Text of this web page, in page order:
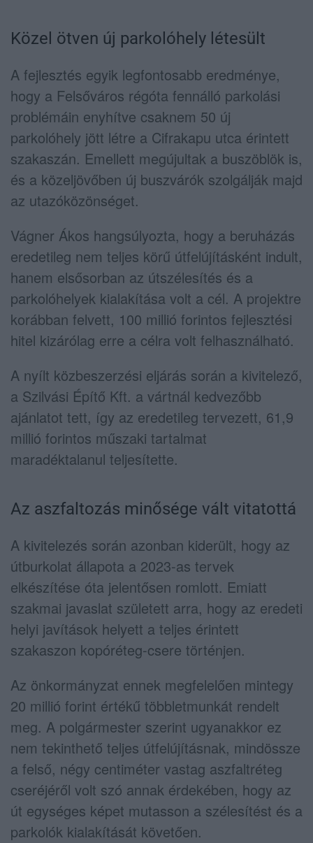
Közel ötven új parkolóhely létesült
A fejlesztés egyik legfontosabb eredménye,
hogy a Felsőváros régóta fennálló parkolási
problémáin enyhítve csaknem 50 új
parkolóhely jött létre a Cifrakapu utca érintett
szakaszán. Emellett megújultak a buszöblök is,
és a közeljövőben új buszvárók szolgálják majd
az utazóközönséget.
Vágner Ákos hangsúlyozta, hogy a beruházás
eredetileg nem teljes körű útfelújításként indult,
hanem elsősorban az útszélesítés és a
parkolóhelyek kialakítása volt a cél. A projektre
korábban felvett, 100 millió forintos fejlesztési
hitel kizárólag erre a célra volt felhasználható.
A nyílt közbeszerzési eljárás során a kivitelező,
a Szilvási Építő Kft. a vártnál kedvezőbb
ajánlatot tett, így az eredetileg tervezett, 61,9
millió forintos műszaki tartalmat
maradéktalanul teljesítette.
Az aszfaltozás minősége vált vitatottá
A kivitelezés során azonban kiderült, hogy az
útburkolat állapota a 2023-as tervek
elkészítése óta jelentősen romlott. Emiatt
szakmai javaslat született arra, hogy az eredeti
helyi javítások helyett a teljes érintett
szakaszon kopóréteg-csere történjen.
Az önkormányzat ennek megfelelően mintegy
20 millió forint értékű többletmunkát rendelt
meg. A polgármester szerint ugyanakkor ez
nem tekinthető teljes útfelújításnak, mindössze
a felső, négy centiméter vastag aszfaltréteg
cseréjéről volt szó annak érdekében, hogy az
út egységes képet mutasson a szélesítést és a
parkolók kialakítását követően.